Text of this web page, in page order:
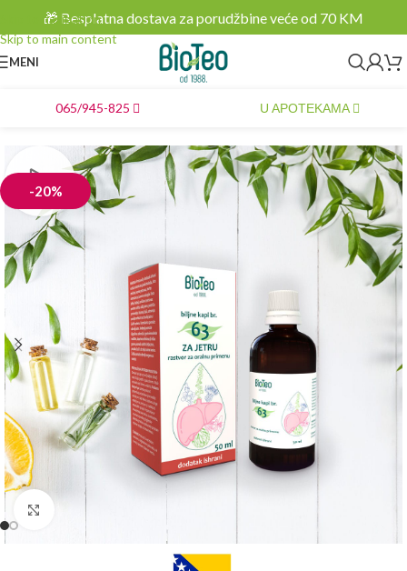
Skip to navigation
Skip to main content
🎁 Besplatna dostava za porudžbine veće od 70 KM
MENI
065/945-825 U APOTEKAMA
-20%